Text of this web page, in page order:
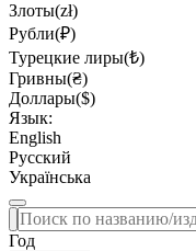
Злоты(zł)
Рубли(₽)
Турецкие лиры(₺)
Гривны(₴)
Доллары($)
Язык:
English
Русский
Українська
Год